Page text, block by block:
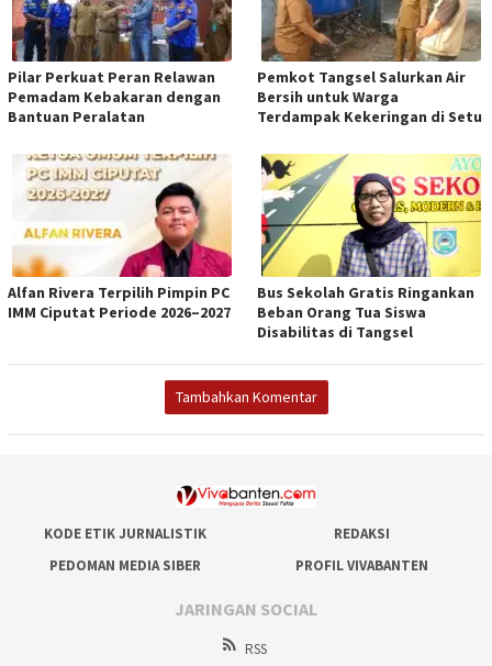
Pilar Perkuat Peran Relawan
Pemadam Kebakaran dengan
Bantuan Peralatan
Pemkot Tangsel Salurkan Air
Bersih untuk Warga
Terdampak Kekeringan di Setu
Alfan Rivera Terpilih Pimpin PC
IMM Ciputat Periode 2026–2027
Bus Sekolah Gratis Ringankan
Beban Orang Tua Siswa
Disabilitas di Tangsel
Tambahkan Komentar
KODE ETIK JURNALISTIK
REDAKSI
PEDOMAN MEDIA SIBER
PROFIL VIVABANTEN
JARINGAN SOCIAL
RSS